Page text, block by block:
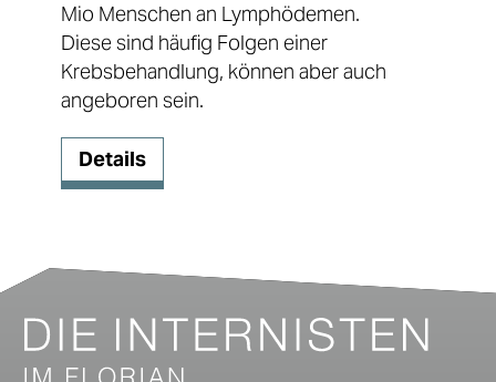
Mio Menschen an Lymphödemen.
Diese sind häufig Folgen einer
Krebsbehandlung, können aber auch
angeboren sein.
Details